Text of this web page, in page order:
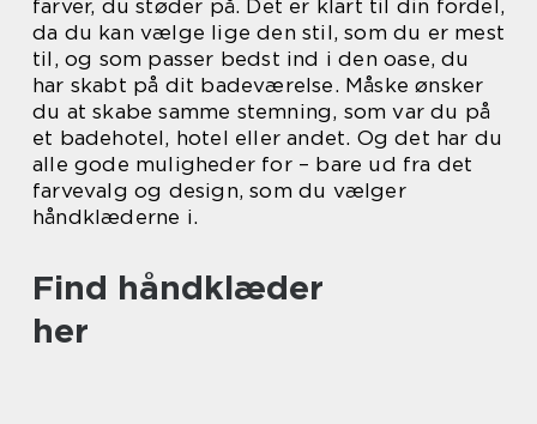
farver, du støder på. Det er klart til din fordel,
da du kan vælge lige den stil, som du er mest
til, og som passer bedst ind i den oase, du
har skabt på dit badeværelse. Måske ønsker
du at skabe samme stemning, som var du på
et badehotel, hotel eller andet. Og det har du
alle gode muligheder for – bare ud fra det
farvevalg og design, som du vælger
håndklæderne i.
Find håndklæder
her